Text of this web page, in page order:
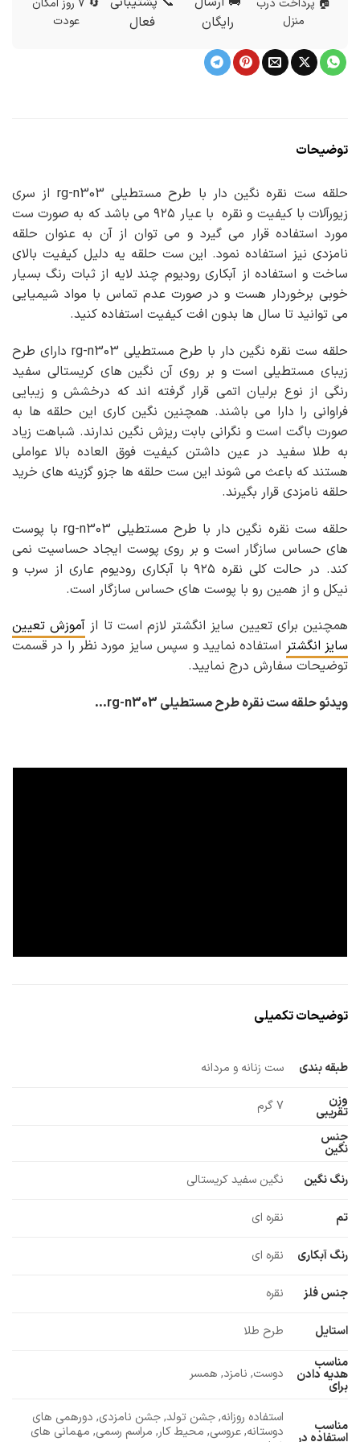
🏠 پرداخت درب
منزل
رایگان
فعال
🔄 7 روز امکان
عودت
توضیحات
حلقه ست نقره نگین دار با طرح مستطیلی rg-n303 از سری
زیورآلات با کیفیت و نقره با عیار ۹۲۵ می باشد که به صورت ست
مورد استفاده قرار می گیرد و می توان از آن به عنوان حلقه
نامزدی نیز استفاده نمود. این ست حلقه یه دلیل کیفیت بالای
ساخت و استفاده از آبکاری رودیوم چند لایه از ثبات رنگ بسیار
خوبی برخوردار هست و در صورت عدم تماس با مواد شیمیایی
می توانید تا سال ها بدون افت کیفیت استفاده کنید.
حلقه ست نقره نگین دار با طرح مستطیلی rg-n303 دارای طرح
زیبای مستطیلی است و بر روی آن نگین های کریستالی سفید
رنگی از نوع برلیان اتمی قرار گرفته اند که درخشش و زیبایی
فراوانی را دارا می باشند. همچنین نگین کاری این حلقه ها به
صورت باگت است و نگرانی بابت ریزش نگین ندارند. شباهت زیاد
به طلا سفید در عین داشتن کیفیت فوق العاده بالا عواملی
هستند که باعث می شوند این ست حلقه ها جزو گزینه های خرید
حلقه نامزدی قرار بگیرند.
حلقه ست نقره نگین دار با طرح مستطیلی rg-n303 با پوست
های حساس سازگار است و بر روی پوست ایجاد حساسیت نمی
کند. در حالت کلی نقره ۹۲۵ با آبکاری رودیوم عاری از سرب و
نیکل و از همین رو با پوست های حساس سازگار است.
همچنین برای تعیین سایز انگشتر لازم است تا از آموزش تعیین
سایز انگشتر استفاده نمایید و سپس سایز مورد نظر را در قسمت
توضیحات سفارش درج نمایید.
ویدئو حلقه ست نقره طرح مستطیلی rg-n303…
توضیحات تکمیلی
طبقه بندی
ست زنانه و مردانه
وزن
تقریبی
7 گرم
جنس
نگین
رنگ نگین
نگین سفید کریستالی
تم نقره ای
رنگ آبکاری نقره ای
جنس فلز نقره
استایل
طرح طلا
مناسب
هدیه دادن
برای
دوست, نامزد, همسر
مناسب
استفاده در
استفاده روزانه, جشن تولد, جشن نامزدی, دورهمی های
دوستانه, عروسی, محیط کار, مراسم رسمی, مهمانی های